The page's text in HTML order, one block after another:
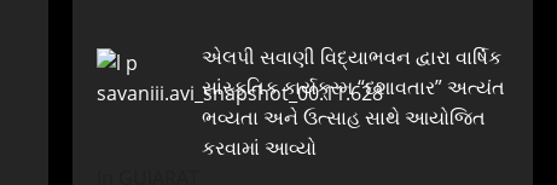
એલપી સવાણી વિદ્યાભવન દ્વારા વાર્ષિક
સાંસ્કૃતિક કાર્યક્રમ “દશાવતાર” અત્યંત
ભવ્યતા અને ઉત્સાહ સાથે આયોજિત
કરવામાં આવ્યો